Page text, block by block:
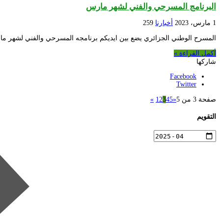
البرنامج المسرحي والفني لشهر مارس
1 مارس، 2023 أخبارنا 259
المسرح الوطني الجزائري يضع بين ايديكم برنامجه المسرحي والفني لشهر
أكمل القراءة »
شاركها
Facebook
Twitter
صفحة 3 من 5 «
1 2345
»
التقويم